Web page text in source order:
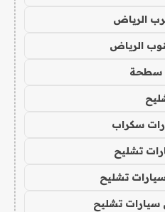
الرياض
الرياض
سطحة
سكراب
تشليح
تشليح
سيارات تشليح